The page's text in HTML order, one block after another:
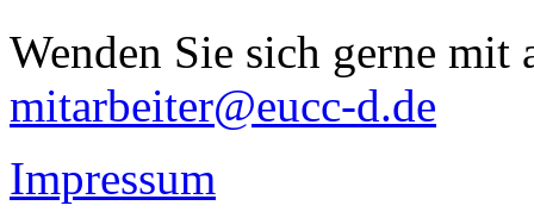
Wenden Sie sich gerne mit
mitarbeiter@eucc-d.de
Impressum